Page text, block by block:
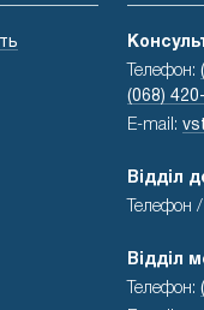
Телефон:
(068)
E-mail:
Відділ
Телефон
Відділ
Телефон: